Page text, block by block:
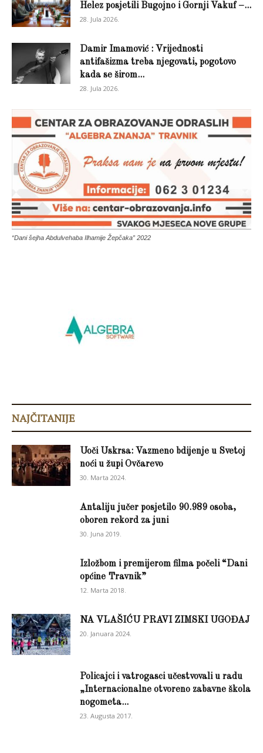
Helez posjetili Bugojno i Gornji Vakuf –...
28. Jula 2026.
Damir Imamović : Vrijednosti
antifašizma treba njegovati, pogotovo
kada se širom...
28. Jula 2026.
“Dani šejha Abdulvehaba Ilhamije Žepčaka” 2022
NAJČITANIJE
Uoči Uskrsa: Vazmeno bdijenje u Svetoj
noći u župi Ovčarevo
30. Marta 2024.
Antaliju jučer posjetilo 90.989 osoba,
oboren rekord za juni
30. Juna 2019.
Izložbom i premijerom filma počeli “Dani
općine Travnik”
12. Marta 2018.
NA VLAŠIĆU PRAVI ZIMSKI UGOĐAJ
20. Januara 2024.
Policajci i vatrogasci učestvovali u radu
„Internacionalne otvoreno zabavne škola
nogometa...
23. Augusta 2017.